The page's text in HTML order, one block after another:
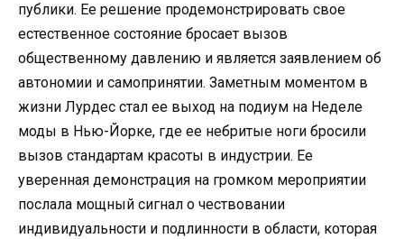
публики. Ее решение продемонстрировать свое
естественное состояние бросает вызов
общественному давлению и является заявлением об
автономии и самопринятии. Заметным моментом в
жизни Лурдес стал ее выход на подиум на Неделе
моды в Нью-Йорке, где ее небритые ноги бросили
вызов стандартам красоты в индустрии. Ее
уверенная демонстрация на громком мероприятии
послала мощный сигнал о чествовании
индивидуальности и подлинности в области, которая